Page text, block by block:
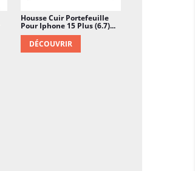
Housse Cuir Portefeuille
Pour Iphone 15 Plus (6.7)...
DÉCOUVRIR